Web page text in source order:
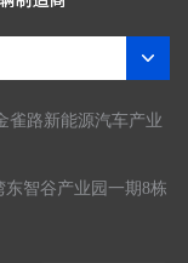
雀路新能源汽车产业
智谷产业园一期8栋